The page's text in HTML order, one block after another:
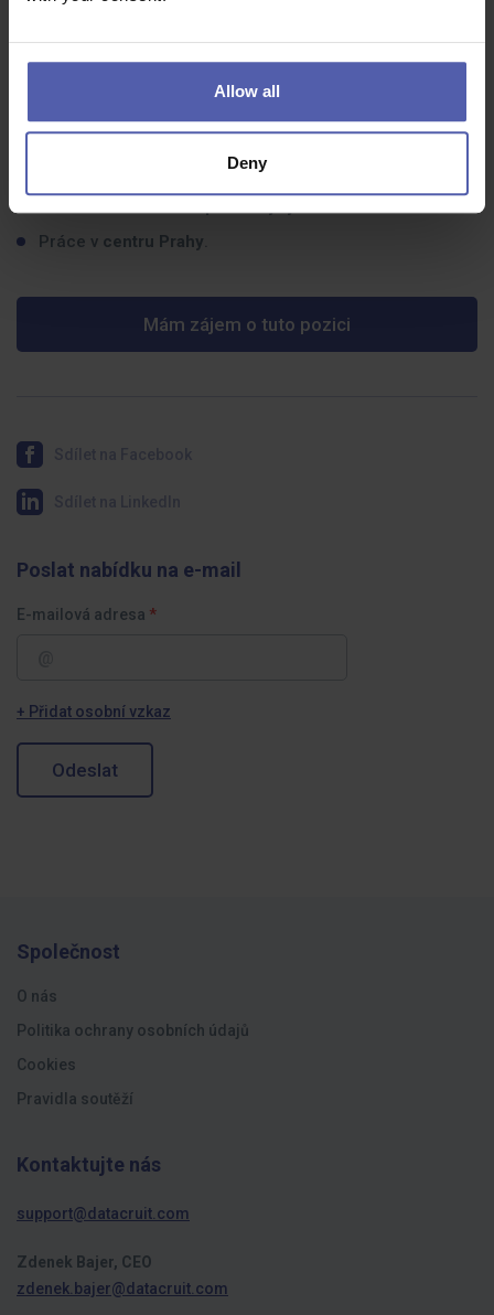
Allow all
Deny
dynamickém prostředíinvestic a financí.
Možnostprofesního růstu.
finanční ohodnocení
Práce v centru Prahy
Mám zájem o tuto pozici
Poslat nabídku na e-mail
E-mailová adresa
+ Přidat osobní vzkaz
Odeslat
Společnost
O nás
Politika ochrany osobních údajů
Cookies
Pravidla soutěží
Kontaktujte nás
support@datacruit.com
Zdenek Bajer, CEO
zdenek.bajer@datacruit.com